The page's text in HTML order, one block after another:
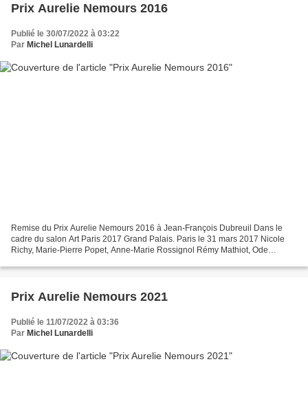
Prix Aurelie Nemours 2016
Publié le 30/07/2022 à 03:22
Par Michel Lunardelli
Remise du Prix Aurelie Nemours 2016 à Jean-François Dubreuil Dans le
cadre du salon Art Paris 2017 Grand Palais. Paris le 31 mars 2017 Nicole
Richy, Marie-Pierre Popet, Anne-Marie Rossignol Rémy Mathiot, Ode
Prix Aurelie Nemours 2021
Publié le 11/07/2022 à 03:36
Par Michel Lunardelli